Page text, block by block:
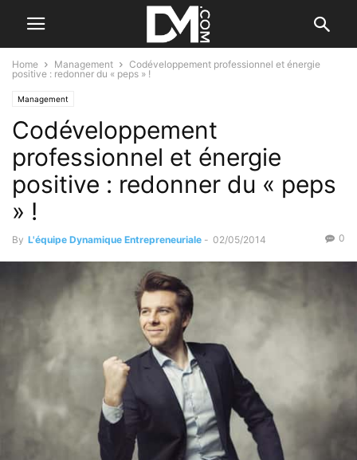
Home Management
Codéveloppement professionnel et énergie
positive : redonner du « peps » !
Management
Codéveloppement
professionnel et énergie
positive : redonner du « peps
» !
By L'équipe Dynamique Entrepreneuriale - 02/05/2014 0